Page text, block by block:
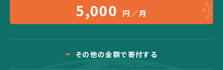
5,000 円／月
その他の金額で寄付する